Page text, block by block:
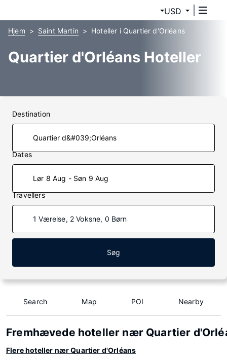
USD
Hjem Saint Martin Hoteller i Quartier d'Orléans
Quartier d'Orléans Hoteller
Destination
Dates
Lør 8 Aug - Søn 9 Aug
Travellers
1 Værelse, 2 Voksne, 0 Børn
Søg
Search Map POI Nearby
Fremhævede hoteller nær Quartier
Flere hoteller nær Quartier d'Orléans